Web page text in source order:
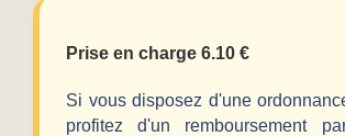
Prise en charge 6.10 €
Si vous disposez d'une
profitez d'un remboursement